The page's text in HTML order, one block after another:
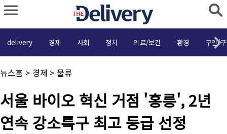
delivery 경제 사회 정치 의료/보건 환경 구인/
채
널
뉴스홈 > 경제 > 물류
기
사
목
서울 바이오 혁신 거점 '홍릉', 2년
연속 강소특구 최고 등급 선정